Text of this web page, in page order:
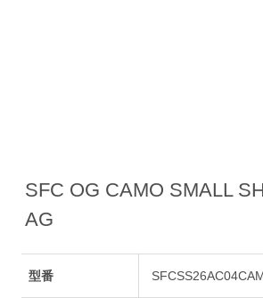
SFC OG CAMO SMALL
AG
型番